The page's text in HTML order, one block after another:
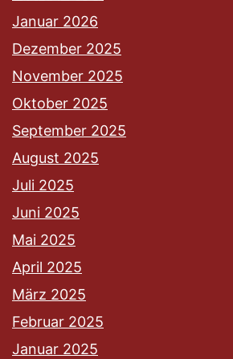
Januar 2026
Dezember 2025
November 2025
Oktober 2025
September 2025
August 2025
Juli 2025
Juni 2025
Mai 2025
April 2025
März 2025
Februar 2025
Januar 2025